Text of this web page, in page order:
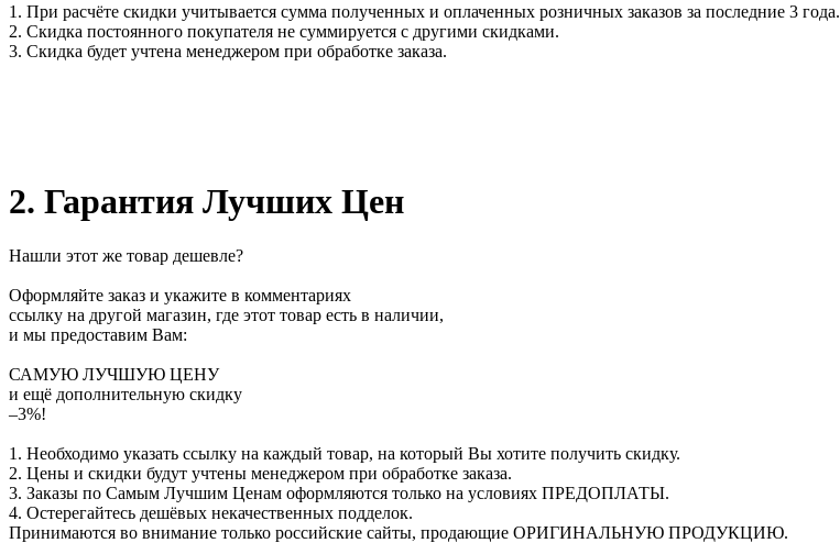
1. При расчёте скидки учитывается сумма полученных и оплаченных розничных заказов за последние 3 года.
2. Скидка постоянного покупателя не суммируется с другими скидками.
3. Скидка будет учтена менеджером при обработке заказа.
2. Гарантия Лучших Цен
Нашли этот же товар дешевле?
Оформляйте заказ и укажите в комментариях
ссылку на другой магазин, где этот товар есть в наличии,
и мы предоставим Вам:
САМУЮ ЛУЧШУЮ ЦЕНУ
и ещё дополнительную скидку
–3%!
1. Необходимо указать ссылку на каждый товар, на который Вы хотите получить скидку.
2. Цены и скидки будут учтены менеджером при обработке заказа.
3. Заказы по Самым Лучшим Ценам оформляются только на условиях ПРЕДОПЛАТЫ.
4. Остерегайтесь дешёвых некачественных подделок.
Принимаются во внимание только российские сайты, продающие ОРИГИНАЛЬНУЮ ПРОДУКЦИЮ.